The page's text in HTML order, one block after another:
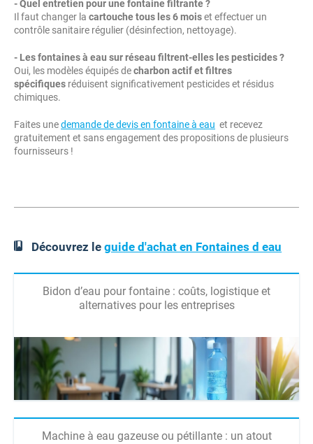
- Quel entretien pour une fontaine filtrante ?
Il faut changer la cartouche tous les 6 moiset effectuer un
contrôle sanitaire régulier (désinfection, nettoyage).
- Les fontaines à eau sur réseau filtrent-elles les pesticides ?
Oui, les modèles équipés decharbon actif et filtres
spécifiques réduisent significativement pesticides et résidus
chimiques.
Faites unedemande de devis en fontaine à eau et recevez
gratuitement et sans engagement des propositions de plusieurs
fournisseurs !
Découvrez leguide d'achat en Fontaines d eau
Bidon d’eau pour fontaine : coûts, logistique et
alternatives pour les entreprises
Machine à eau gazeuse ou pétillante : un atout